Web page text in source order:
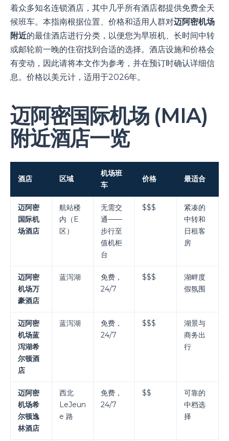
着众多知名连锁酒店，其中几乎所有酒店都提供免费全天
候班车。本指南根据位置、价格和适用人群对迈阿密机场
附近的最佳酒店进行分类，以便您为早班机、长时间中转
或邮轮前一晚的住宿找到合适的选择。酒店设施和价格会
有变动，因此请将本文作为参考，并在预订时确认详细信
息。价格以美元计，适用于2026年。
迈阿密国际机场 (MIA)
附近酒店一览
酒店 区域
机场班
车
价格 最适合
迈阿密
国际机
场酒店
航站楼
内（E
区）
无需交
通——
步行至
值机柜
台
$$$
紧凑的
中转和
日租客
房
迈阿密
机场万
豪酒店
蓝泻湖
免费，
24/7
$$$
湖畔度
假氛围
迈阿密
机场蓝
泻湖希
尔顿酒
店
蓝泻湖
免费，
24/7
$$$
湖景与
商务出
行
迈阿密
机场希
尔顿逸
林酒店
西北
LeJeun
e 路
免费，
24/7
$$
可靠的
中档选
择